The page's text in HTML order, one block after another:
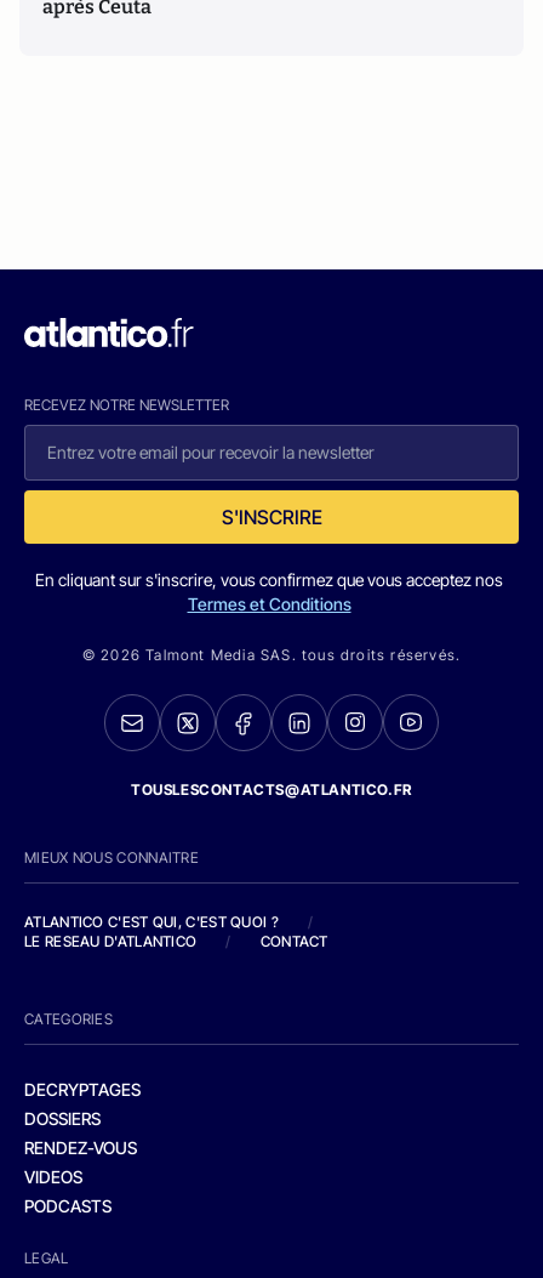
après Ceuta
RECEVEZ NOTRE NEWSLETTER
S'INSCRIRE
En cliquant sur s'inscrire, vous confirmez que vous acceptez nos
Termes et Conditions
© 2026 Talmont Media SAS. tous droits réservés.
TOUSLESCONTACTS@ATLANTICO.FR
MIEUX NOUS CONNAITRE
ATLANTICO C'EST QUI, C'EST QUOI ?
/
LE RESEAU D'ATLANTICO
/ CONTACT
CATEGORIES
DECRYPTAGES
DOSSIERS
RENDEZ-VOUS
VIDEOS
PODCASTS
LEGAL